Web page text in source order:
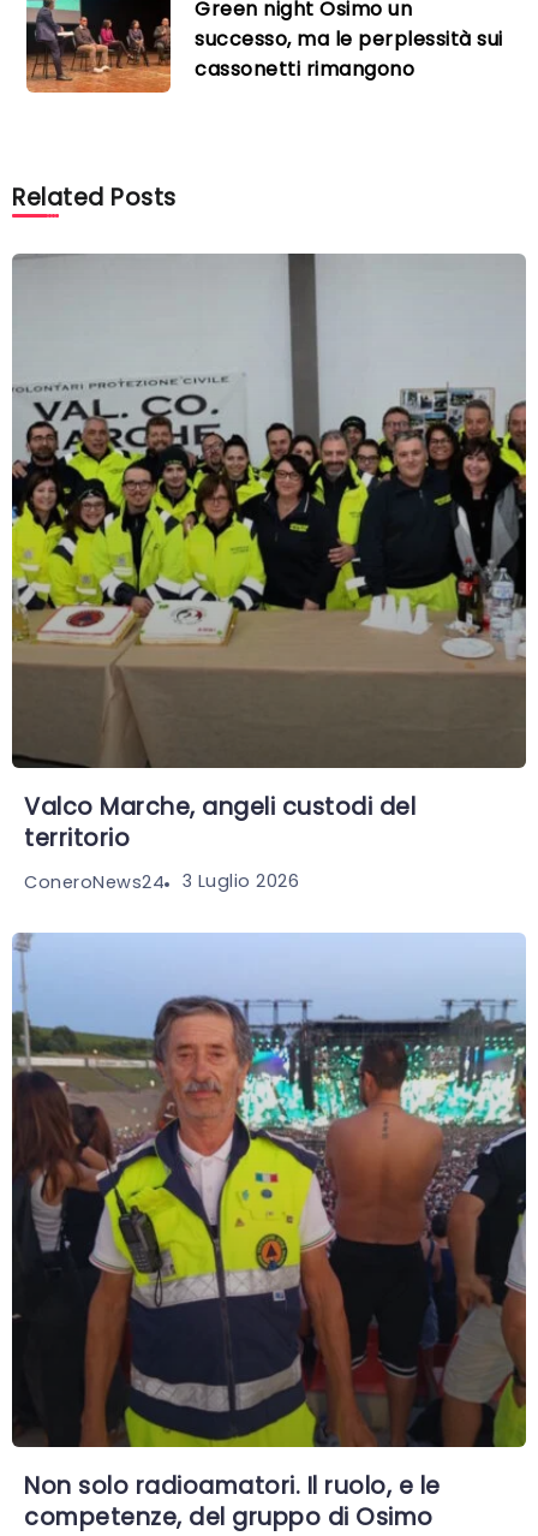
Green night Osimo un
successo, ma le perplessità sui
cassonetti rimangono
Related Posts
Valco Marche, angeli custodi del
territorio
ConeroNews24 3 Luglio 2026
Non solo radioamatori. Il ruolo, e le
competenze, del gruppo di Osimo